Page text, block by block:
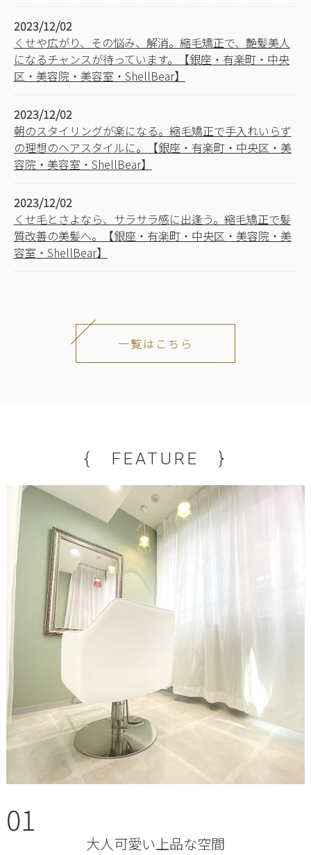
2023/12/02
くせや広がり、その悩み、解消。縮毛矯正で、艶髪美人
になるチャンスが待っています。【銀座・有楽町・中央
区・美容院・美容室・ShellBear】
2023/12/02
朝のスタイリングが楽になる。縮毛矯正で手入れいらず
の理想のヘアスタイルに。【銀座・有楽町・中央区・美
容院・美容室・ShellBear】
2023/12/02
くせ毛とさよなら、サラサラ感に出逢う。縮毛矯正で髪
質改善の美髪へ。【銀座・有楽町・中央区・美容院・美
容室・ShellBear】
一覧はこちら
{ FEATURE }
01
大人可愛い上品な空間